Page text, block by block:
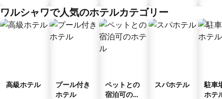
ワルシャワで人気のホテルカテゴリー
高級ホテル
プール付き
ホテル
ペットとの
宿泊可のホ
スパホテル
駐車
ホテ